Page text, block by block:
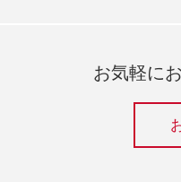
お気軽に